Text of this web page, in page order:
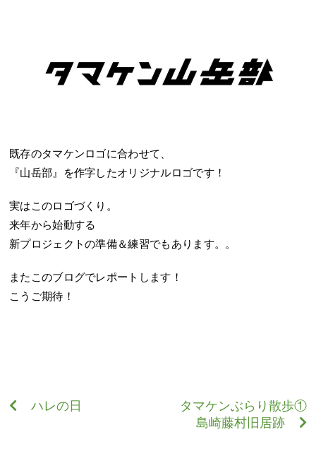
既存のタマケンロゴに合わせて、
『山岳部』を作字したオリジナルロゴです！
実はこのロゴづくり。
来年から始動する
新プロジェクトの準備＆練習でもあります。。
またこのブログでレポートします！
こうご期待！
ハレの日
タマケンぶらり散歩①
島崎藤村旧居跡